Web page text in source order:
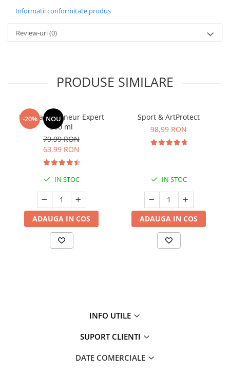
Informatii conformitate produs
Review-uri(0)
PRODUSE SIMILARE
-20% NOU
Manhaē Draineur Expert
500 ml
79,99 RON
63,99 RON
IN STOC
ADAUGA IN COS
Sport & ArtProtect
98,99 RON
IN STOC
ADAUGA IN COS
INFO UTILE
SUPORT CLIENTI
DATE COMERCIALE